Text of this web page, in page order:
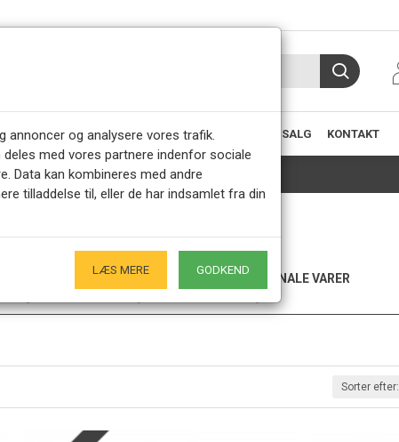
OM CPH-CLASSIC KØB & SALG KONTAKT
SHOWROOM KUN ORIGINALE VARER
Sorter efter:
annoncer og analysere vores trafik.
med vores partnere indenfor sociale
Data kan kombineres med andre
tilladdelse til, eller de har indsamlet fra din
LÆS MERE GODKEND